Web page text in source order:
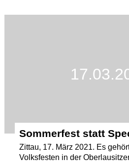
Sommerfest statt
Zittau, 17. März 2021. Es
Volksfesten in der